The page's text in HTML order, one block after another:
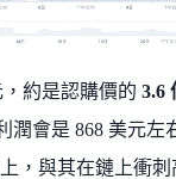
約是認購價的 3.6
潤會是 868 美元左
，與其在鏈上衝刺